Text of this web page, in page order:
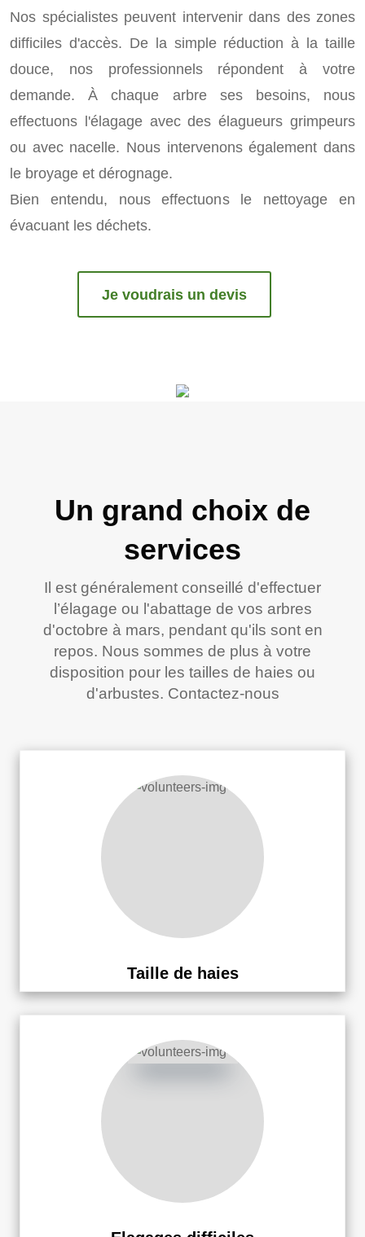
Nos spécialistes peuvent intervenir dans des zones
difficiles d'accès. De la simple réduction à la taille
douce, nos professionnels répondent à votre
demande. À chaque arbre ses besoins, nous
effectuons l'élagage avec des élagueurs grimpeurs
ou avec nacelle. Nous intervenons également dans
le broyage et dérognage.
Bien entendu, nous effectuons le nettoyage en
évacuant les déchets.
Je voudrais un devis
Un grand choix de
services
Il est généralement conseillé d'effectuer
l’élagage ou l'abattage de vos arbres
d'octobre à mars, pendant qu'ils sont en
repos. Nous sommes de plus à votre
disposition pour les tailles de haies ou
d'arbustes. Contactez-nous
Taille de haies